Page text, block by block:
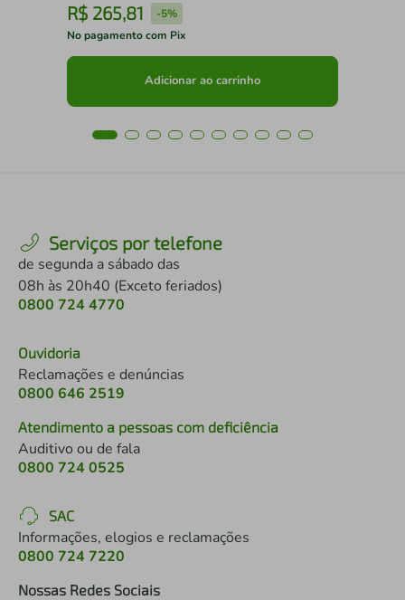
R$ 265,81 -5%
No pagamento com Pix
Adicionar ao carrinho
Serviços por telefone
de segunda a sábado das
08h às 20h40 (Exceto feriados)
0800 724 4770
Ouvidoria
Reclamações e denúncias
0800 646 2519
Atendimento a pessoas com deficiência
Auditivo ou de fala
0800 724 0525
SAC
Informações, elogios e reclamações
0800 724 7220
Nossas Redes Sociais